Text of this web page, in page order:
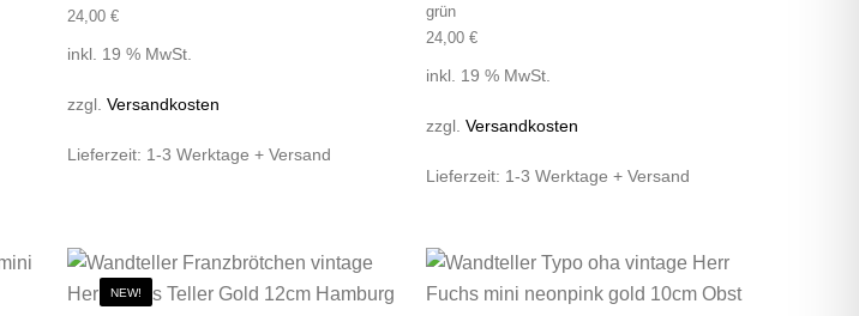
24,00 €
inkl. 19 % MwSt.
zzgl. Versandkosten
Lieferzeit: 1-3 Werktage + Versand
grün
24,00 €
inkl. 19 % MwSt.
zzgl. Versandkosten
Lieferzeit: 1-3 Werktage + Versand
NEW!